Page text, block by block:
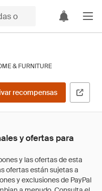
& FURNITURE
recompensas
y ofertas para